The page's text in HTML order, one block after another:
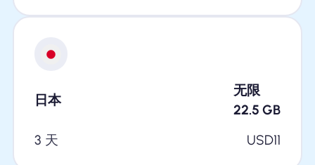
日本
无限
22.5 GB
3 天
USD11